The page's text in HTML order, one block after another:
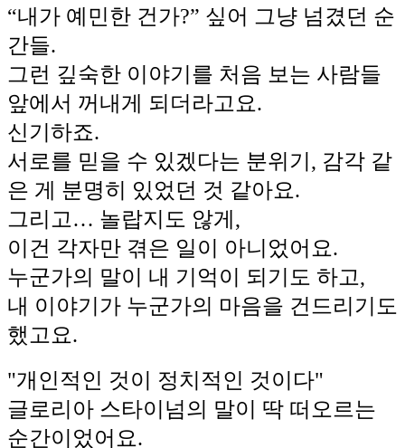
“내가 예민한 건가?” 싶어 그냥 넘겼던 순
간들.
그런 깊숙한 이야기를 처음 보는 사람들
앞에서 꺼내게 되더라고요.
신기하죠.
서로를 믿을 수 있겠다는 분위기, 감각 같
은 게 분명히 있었던 것 같아요.
그리고… 놀랍지도 않게,
이건 각자만 겪은 일이 아니었어요.
누군가의 말이 내 기억이 되기도 하고,
내 이야기가 누군가의 마음을 건드리기도
했고요.
"개인적인 것이 정치적인 것이다"
글로리아 스타이넘의 말이 딱 떠오르는
순간이었어요.